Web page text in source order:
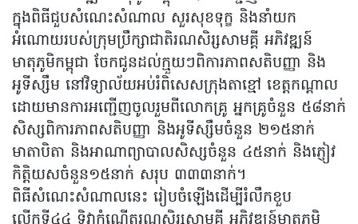
ក្នុងពិធីជួបសំណេះសំណាល សួរសុខទុក្ខ និងនាំយក
អំណោយរបស់ក្រុមប្រឹក្សាជាតិរណសិរ្សសាមគ្គី អភិវឌ្ឍន៍
មាតុភូមិកម្ពុជា ចែកជូនដល់ក្មួយៗពិការភាពសតិបញ្ញា និង
អូទីស្សឹម នៅវិទ្យាល័យអប់រំពិសេសក្រុងតាខ្មៅ ខេត្តកណ្តាល
ដោយមានការអញ្ជើញចូលរួមពីលោកគ្រូ អ្នកគ្រូចំនួន ៥៨នាក់
សិស្សពិការភាពសតិបញ្ញា និងអូទីស្សឹមចំនួន ២១៥នាក់
មាតាបិតា និងអាណាព្យាបាលសិស្សចំនួន ៤៥នាក់ និងភ្ញៀវ
កិត្តិយសចំនួន១៥នាក់ សរុប ៣៣៣នាក់។
ពិធីសំណេះសំណាលនេះ រៀបចំឡើងដើម្បីរំលឹកខួប